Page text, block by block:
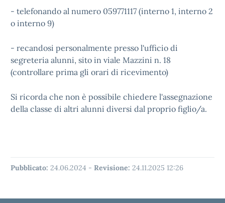
- telefonando al numero 059771117 (interno 1, interno 2
o interno 9)
- recandosi personalmente presso l'ufficio di
segreteria alunni, sito in viale Mazzini n. 18
(controllare prima gli orari di ricevimento)
Si ricorda che non è possibile chiedere l'assegnazione
della classe di altri alunni diversi dal proprio figlio/a.
Pubblicato: 24.06.2024 - Revisione: 24.11.2025 12:26